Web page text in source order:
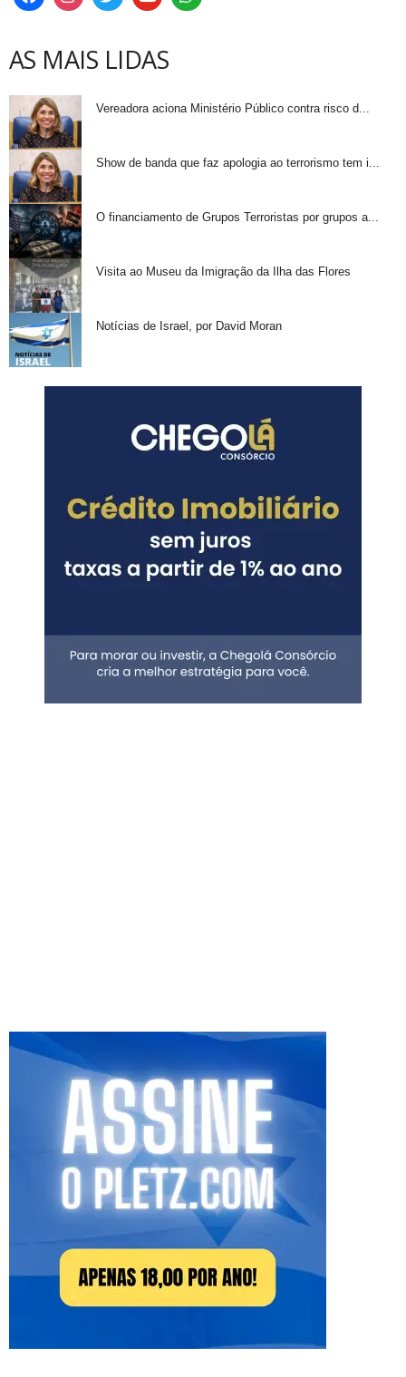
AS MAIS LIDAS
Vereadora aciona Ministério Público contra risco d...
Show de banda que faz apologia ao terrorismo tem i...
O financiamento de Grupos Terroristas por grupos a...
Visita ao Museu da Imigração da Ilha das Flores
Notícias de Israel, por David Moran